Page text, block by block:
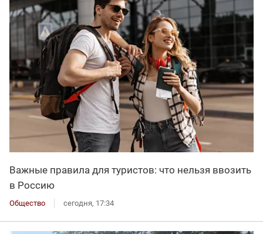
Важные правила для туристов: что нельзя ввозить
в Россию
Общество сегодня, 17:34